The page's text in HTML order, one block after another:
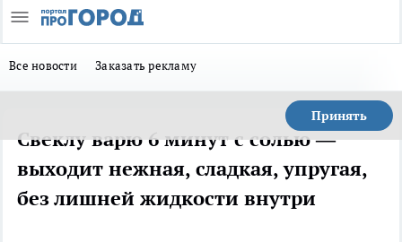
Все новости Заказать рекламу
Принять
Свеклу варю 6 минут с солью —
выходит нежная, сладкая, упругая,
без лишней жидкости внутри